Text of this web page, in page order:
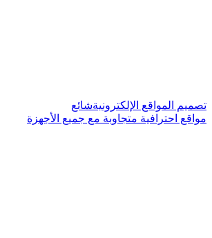
تصميم المواقع الإلكترونيةشائع
مواقع احترافية متجاوبة مع جميع الأجهزة